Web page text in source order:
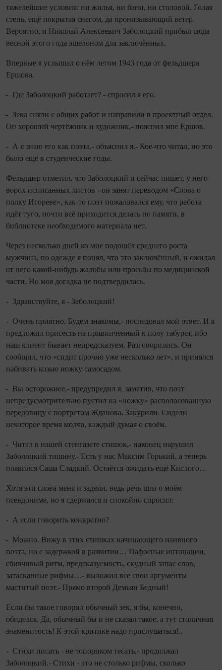
тяжелейшие условия: ни жилья, ни бани, ни столовой. Голая
степь, ещё покрытая снегом, да пронизывающий ветер.
Вероятно, и Николай Алексеевич Заболоцкий прибыл сюда
весной этого года эшелоном для заключённых.
Впервые я услышал о нём летом 1943 года от фельдшера
Ершова.
- Где Заболоцкий работает? - спросил я его.
- Зека сняли с общих работ и направили в проектный отдел.
Он хороший чертёжник и художник,- пояснил мне Ершов.
- А я знаю его как поэта,- объяснил я.- Кое‑что читал, но это
было ещё в студенческие годы.
Фельдшер отметил, что Заболоцкий и сейчас пишет, у него
ворох исписанных листов - он занят переводом «Слова о
полку Игореве», как‑то поэт пожаловался ему, что работа
идёт туго, почти всё приходится делать по памяти, в
библиотеке необходимого материала нет.
Через несколько дней ко мне подошёл среднего роста
мужчина, по одежде я понял, что это заключённый, и ожидал
от него какой‑нибудь жалобы или просьбы по медицинской
части. Но моя догадка не подтвердилась.
- Здравствуйте, я - Заболоцкий!
- Очень приятно. Будем знакомы,- последовал мой ответ. И я
предложил присесть на привинченный к полу табурет, ибо
наш клиент бывает непредсказуем. Разговорились. Он
сообщил, что «сидит прочно уже несколько лет», и принялся
набивать козью ножку самосадом.
- Вы осторожнее,- предупредил я, заметив, что поэт
непредусмотрительно пустил на «ножку» располосованную
передовицу с портретом Жданова. Закурили. Сидели
некоторое время молча, каждый думая о своём.
- Читал в нашей стенгазете стишок,- наконец нарушил
Заболоцкий тишину.- Есть у нас Максим Горький, а теперь
появился Саша Сладкий. Остаётся ожидать ещё Кислого…
Хотя эти слова меня и задели, ведь речь шла о моём
псевдониме, но я сдержался и спокойно спросил:
- А если говорить конкретно?
- Можно. Вижу в этих стишках начинающего наивного
поэта, но с задержкой в развитии… Пафосные интонации,
сбивчивый ритм, предсказуемость, скудный запас слов,
затасканные рифмы…- выложил все свои аргументы
маститый поэт.- Прямо второй Демьян Бедный!
Если бы такое говорил обычный зек, я бы, конечно,
обиделся. Да, обычный бы и не сказал такое, а тут столичная
знаменитость! К этой критике надо прислушаться!..
- Стихи писать - не топориком тесать,- продолжал
Заболоцкий.- Стихи - это не столько рифмы, сколько